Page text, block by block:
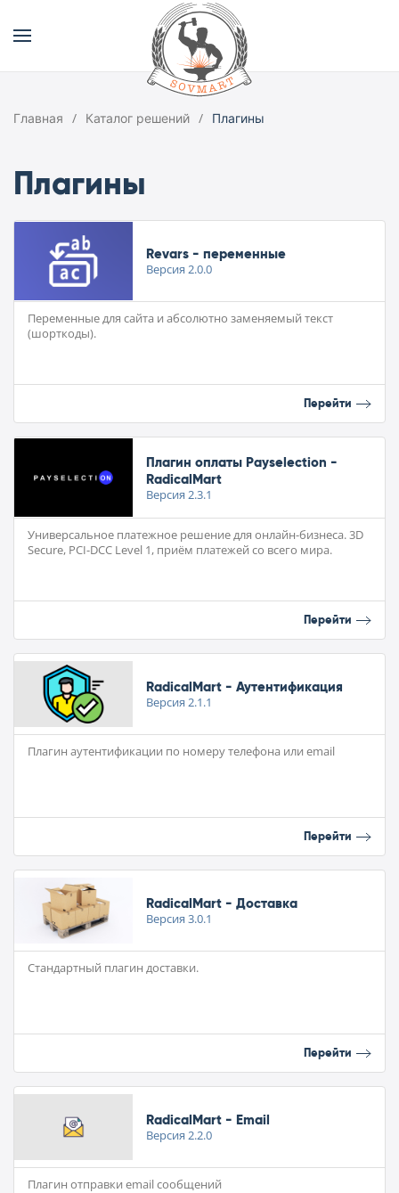
Главная Каталог решений Плагины
Плагины
Revars - переменные
Версия 2.0.0
Переменные для сайта и абсолютно заменяемый текст
(шорткоды).
Перейти
Плагин оплаты Payselection -
RadicalMart
Версия 2.3.1
Универсальное платежное решение для онлайн-бизнеса. 3D
Secure, PCI-DCС Level 1, приём платежей со всего мира.
Перейти
RadicalMart - Аутентификация
Версия 2.1.1
Плагин аутентификации по номеру телефона или email
Перейти
RadicalMart - Доставка
Версия 3.0.1
Стандартный плагин доставки.
Перейти
RadicalMart - Email
Версия 2.2.0
Плагин отправки email сообщений